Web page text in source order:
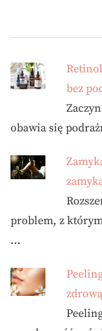
bez
obawia się
problem, z
…